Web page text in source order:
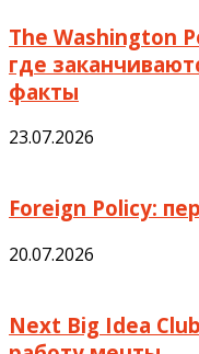
The Washington
где
факты
23.07.2026
Foreign Policy:
20.07.2026
Next Big Idea